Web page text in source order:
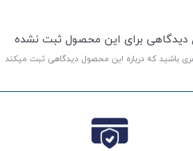
دیدگاهی برای این محصول ثبت نشده
باشید که درباره این محصول دیدگاهی ثبت میکند